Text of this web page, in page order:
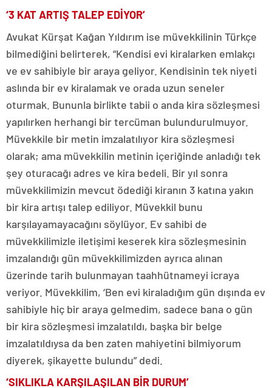
‘3 KAT ARTIŞ TALEP EDİYOR’
Avukat Kürşat Kağan Yıldırım ise müvekkilinin Türkçe
bilmediğini belirterek, “Kendisi evi kiralarken emlakçı
ve ev sahibiyle bir araya geliyor. Kendisinin tek niyeti
aslında bir ev kiralamak ve orada uzun seneler
oturmak. Bununla birlikte tabii o anda kira sözleşmesi
yapılırken herhangi bir tercüman bulundurulmuyor.
Müvekkile bir metin imzalatılıyor kira sözleşmesi
olarak; ama müvekkilin metinin içeriğinde anladığı tek
şey oturacağı adres ve kira bedeli. Bir yıl sonra
müvekkilimizin mevcut ödediği kiranın 3 katına yakın
bir kira artışı talep ediliyor. Müvekkil bunu
karşılayamayacağını söylüyor. Ev sahibi de
müvekkilimizle iletişimi keserek kira sözleşmesinin
imzalandığı gün müvekkilimizden ayrıca alınan
üzerinde tarih bulunmayan taahhütnameyi icraya
veriyor. Müvekkilim, ‘Ben evi kiraladığım gün dışında ev
sahibiyle hiç bir araya gelmedim, sadece bana o gün
bir kira sözleşmesi imzalatıldı, başka bir belge
imzalatıldıysa da ben zaten mahiyetini bilmiyorum
diyerek, şikayette bulundu” dedi.
‘SIKLIKLA KARŞILAŞILAN BİR DURUM’